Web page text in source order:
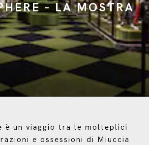
- LA MOSTRA
è un viaggio tra le molteplici
e ossessioni di Miuccia